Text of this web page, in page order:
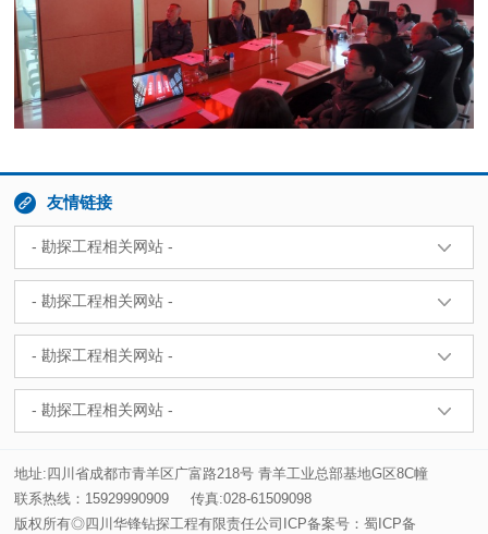
 友情链接
地址:四川省成都市青羊区广富路218号 青羊工业总部基地G区8C幢
联系热线：15929990909
传真:028-61509098
版权所有◎四川华锋钻探工程有限责任公司ICP备案号：蜀ICP备